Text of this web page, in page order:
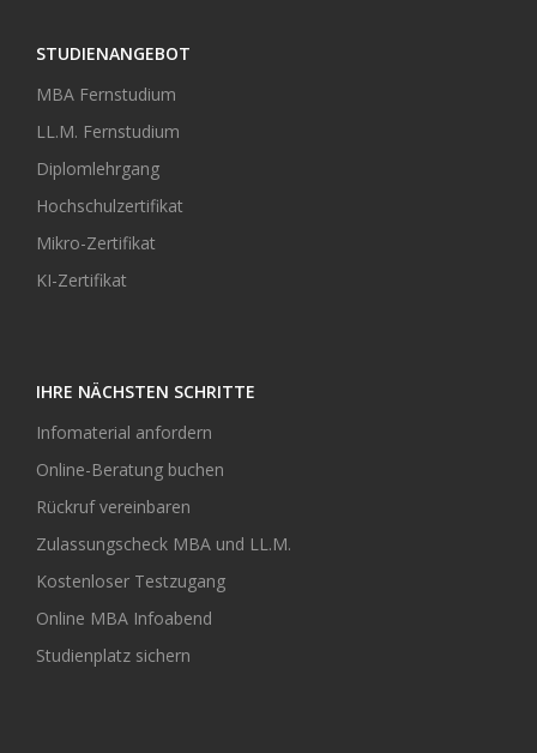
STUDIENANGEBOT
MBA Fernstudium
LL.M. Fernstudium
Diplomlehrgang
Hochschulzertifikat
Mikro-Zertifikat
KI-Zertifikat
IHRE NÄCHSTEN SCHRITTE
Infomaterial anfordern
Online-Beratung buchen
Rückruf vereinbaren
Zulassungscheck MBA und LL.M.
Kostenloser Testzugang
Online MBA Infoabend
Studienplatz sichern